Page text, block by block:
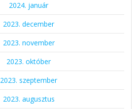
2024. január
2023. december
2023. november
2023. október
2023. szeptember
2023. augusztus